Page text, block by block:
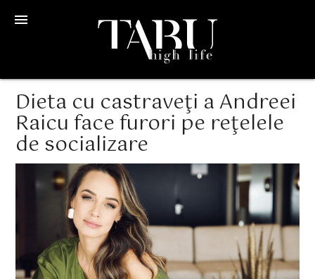
menu
Dieta cu castraveţi a Andreei
Raicu face furori pe reţelele
de socializare